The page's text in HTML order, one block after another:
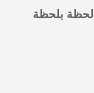
لحظة بلحظة